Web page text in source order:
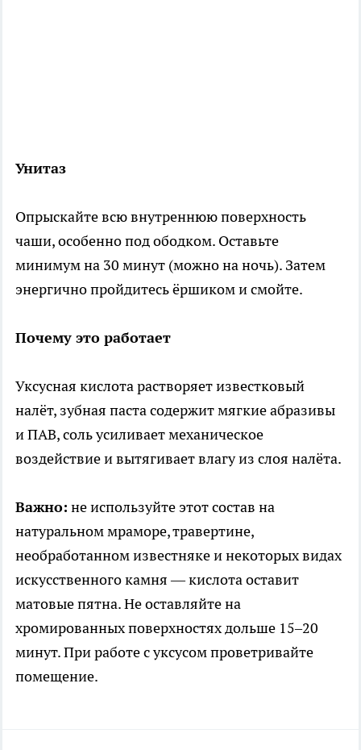
Унитаз
Опрыскайте всю внутреннюю поверхность
чаши, особенно под ободком. Оставьте
минимум на 30 минут (можно на ночь). Затем
энергично пройдитесь ёршиком и смойте.
Почему это работает
Уксусная кислота растворяет известковый
налёт, зубная паста содержит мягкие абразивы
и ПАВ, соль усиливает механическое
воздействие и вытягивает влагу из слоя налёта.
Важно: не используйте этот состав на
натуральном мраморе, травертине,
необработанном известняке и некоторых видах
искусственного камня — кислота оставит
матовые пятна. Не оставляйте на
хромированных поверхностях дольше 15–20
минут. При работе с уксусом проветривайте
помещение.